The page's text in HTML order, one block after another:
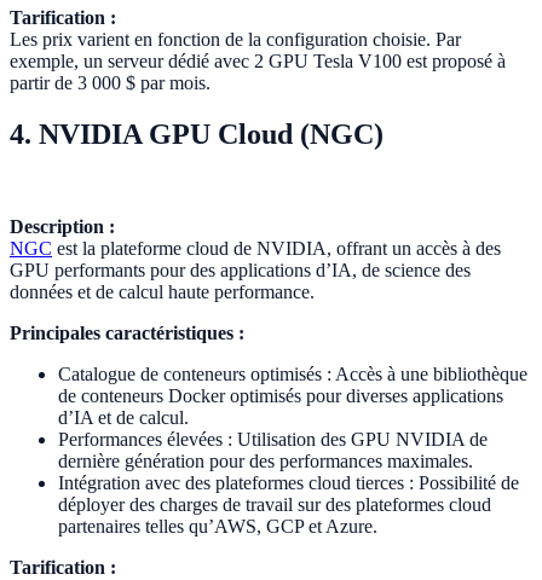
Tarification :
Les prix varient en fonction de la configuration choisie. Par
exemple, un serveur dédié avec 2 GPU Tesla V100 est proposé à
partir de 3 000 $ par mois.
4. NVIDIA GPU Cloud (NGC)
Description :
NGC est la plateforme cloud de NVIDIA, offrant un accès à des
GPU performants pour des applications d’IA, de science des
données et de calcul haute performance.
Principales caractéristiques :
Catalogue de conteneurs optimisés : Accès à une bibliothèque
de conteneurs Docker optimisés pour diverses applications
d’IA et de calcul.
Performances élevées : Utilisation des GPU NVIDIA de
dernière génération pour des performances maximales.
Intégration avec des plateformes cloud tierces : Possibilité de
déployer des charges de travail sur des plateformes cloud
partenaires telles qu’AWS, GCP et Azure.
Tarification :